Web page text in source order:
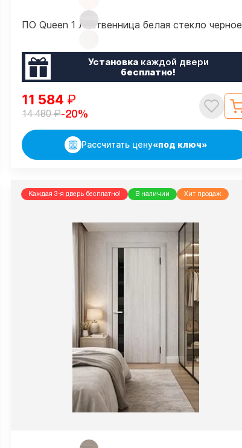
ПО Queen 1 Лиственница белая стекло черное
Установкакаждой двери
бесплатно!
11 584 ₽
14 480₽-20%
Рассчитать цену«под ключ»
Каждая 3-я дверь бесплатно! В наличии Хит продаж